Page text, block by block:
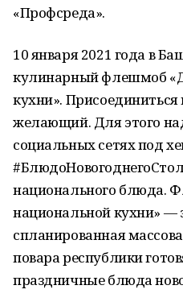
«Профсреда».
10 января 2021 года в
кулинарный флешмоб
кухни».
желающий. Для этого
социальных сетях под
национального блюда.
национальной кухни» —
спланированная
повара республики
праздничные блюда